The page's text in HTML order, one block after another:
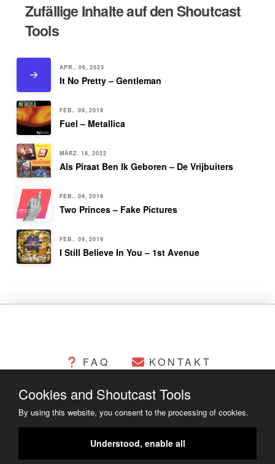
Zufällige Inhalte auf den Shoutcast
Tools
APR.. 06, 2023
It No Pretty – Gentleman
FEB.. 09, 2019
Fuel – Metallica
MÄRZ. 18, 2022
Als Piraat Ben Ik Geboren – De Vrijbuiters
FEB.. 09, 2019
Two Princes – Fake Pictures
FEB.. 09, 2019
I Still Believe In You – 1st Avenue
FAQ KONTAKT
CHANGELOG COOKIES
Cookies and Shoutcast Tools
By using this website, you consent to the processing of cookies.
Understood, enable all